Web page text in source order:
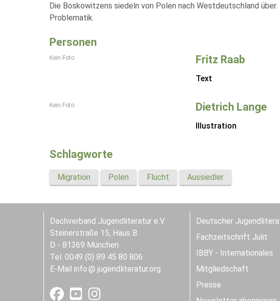
Die Boskowitzens siedeln von Polen nach Westdeutschland
Problematik.
Personen
Kein Foto Fritz Raab
Text
Kein Foto Dietrich Lange
Illustration
Schlagworte
Migration Polen Flucht Aussiedler
Dachverband Jugendliteratur e.V.
Steinerstraße 15, Haus B
D - 81369 München
Tel. 0049 (0) 89 45 80 806
E-Mail info jugendliteratur.org
Deutscher
Fachzeitschrift Julit
IBBY - Internationales
Mitgliedschaft
Presse